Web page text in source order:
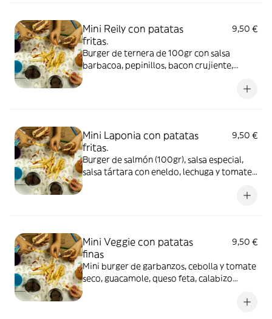
Mini Reily con patatas
fritas.
9,50 €
Burger de ternera de 100gr con salsa
barbacoa, pepinillos, bacon crujiente,
roja con de patatas fritas finas. Alérgenos:
Mini Laponia con patatas
fritas.
9,50 €
Burger de salmón (100gr), salsa especial,
salsa tártara con eneldo, lechuga y tomate,
Mini Veggie con patatas
finas
9,50 €
Mini burger de garbanzos, cebolla y tomate
seco, guacamole, queso feta, calabizo